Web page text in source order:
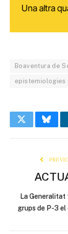
Una altra
Boaventura de
epistemiologies
Twitter
La
grups de P-3 el